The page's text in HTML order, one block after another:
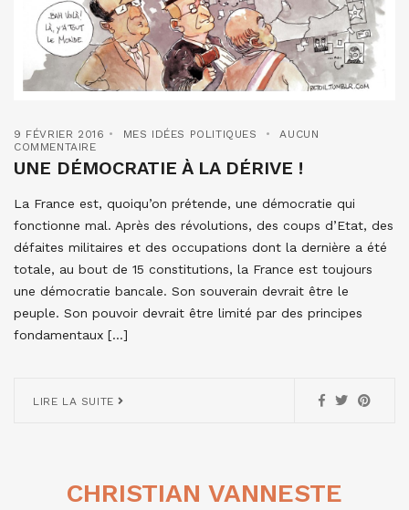
9 FÉVRIER 2016 MES IDÉES POLITIQUES
AUCUN
COMMENTAIRE
UNE DÉMOCRATIE À LA DÉRIVE !
La France est, quoiqu’on prétende, une démocratie qui
fonctionne mal. Après des révolutions, des coups d’Etat, des
défaites militaires et des occupations dont la dernière a été
totale, au bout de 15 constitutions, la France est toujours
une démocratie bancale. Son souverain devrait être le
peuple. Son pouvoir devrait être limité par des principes
fondamentaux […]
LIRE LA SUITE
CHRISTIAN VANNESTE